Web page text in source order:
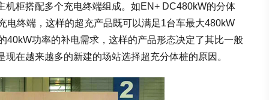
柜搭配多个充电终端组成。如EN+ DC480kW的分体
电终端，这样的超充产品既可以满足1台车最大480kW
40kW功率的补电需求，这样的产品形态决定了其比一般
在越来越多的新建的场站选择超充分体桩的原因。